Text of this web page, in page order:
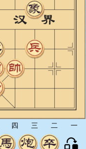
四 三 二 一